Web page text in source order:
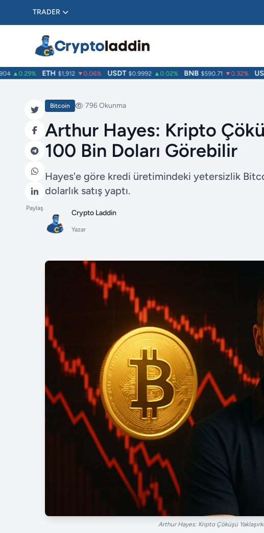
TRADER
▲0.29% ETH $1,912 ▼0.06% USDT $0.9992 ▲0.02% BNB $590.71 ▼0.32%
Paylaş
Bitcoin 796 Okunma
Arthur Hayes: Kripto
100 Bin Doları Görebilir
Hayes'e göre kredi üretimindeki yetersizlik
dolarlık satış yaptı.
Crypto Laddin
Yazar
Arthur Hayes: Kripto Çöküşü